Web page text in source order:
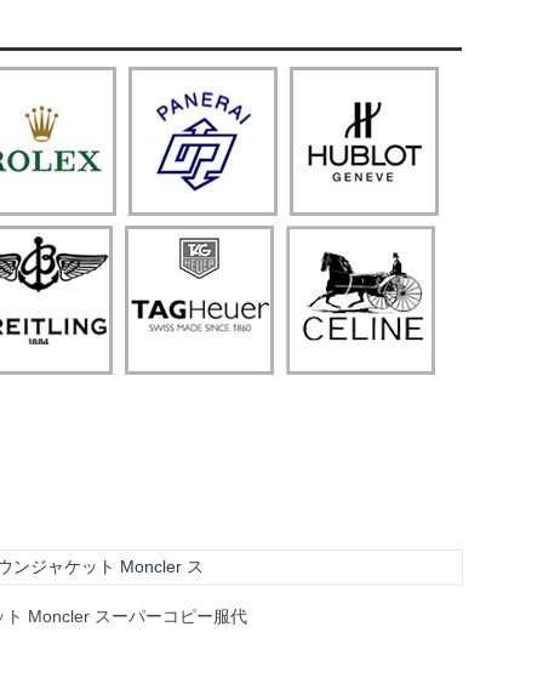
ンジャケット Moncler ス
Moncler スーパーコピー服代